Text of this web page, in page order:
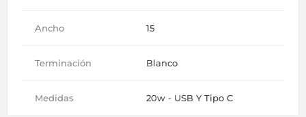
Ancho 15
Terminación Blanco
Medidas 20w - USB Y Tipo C